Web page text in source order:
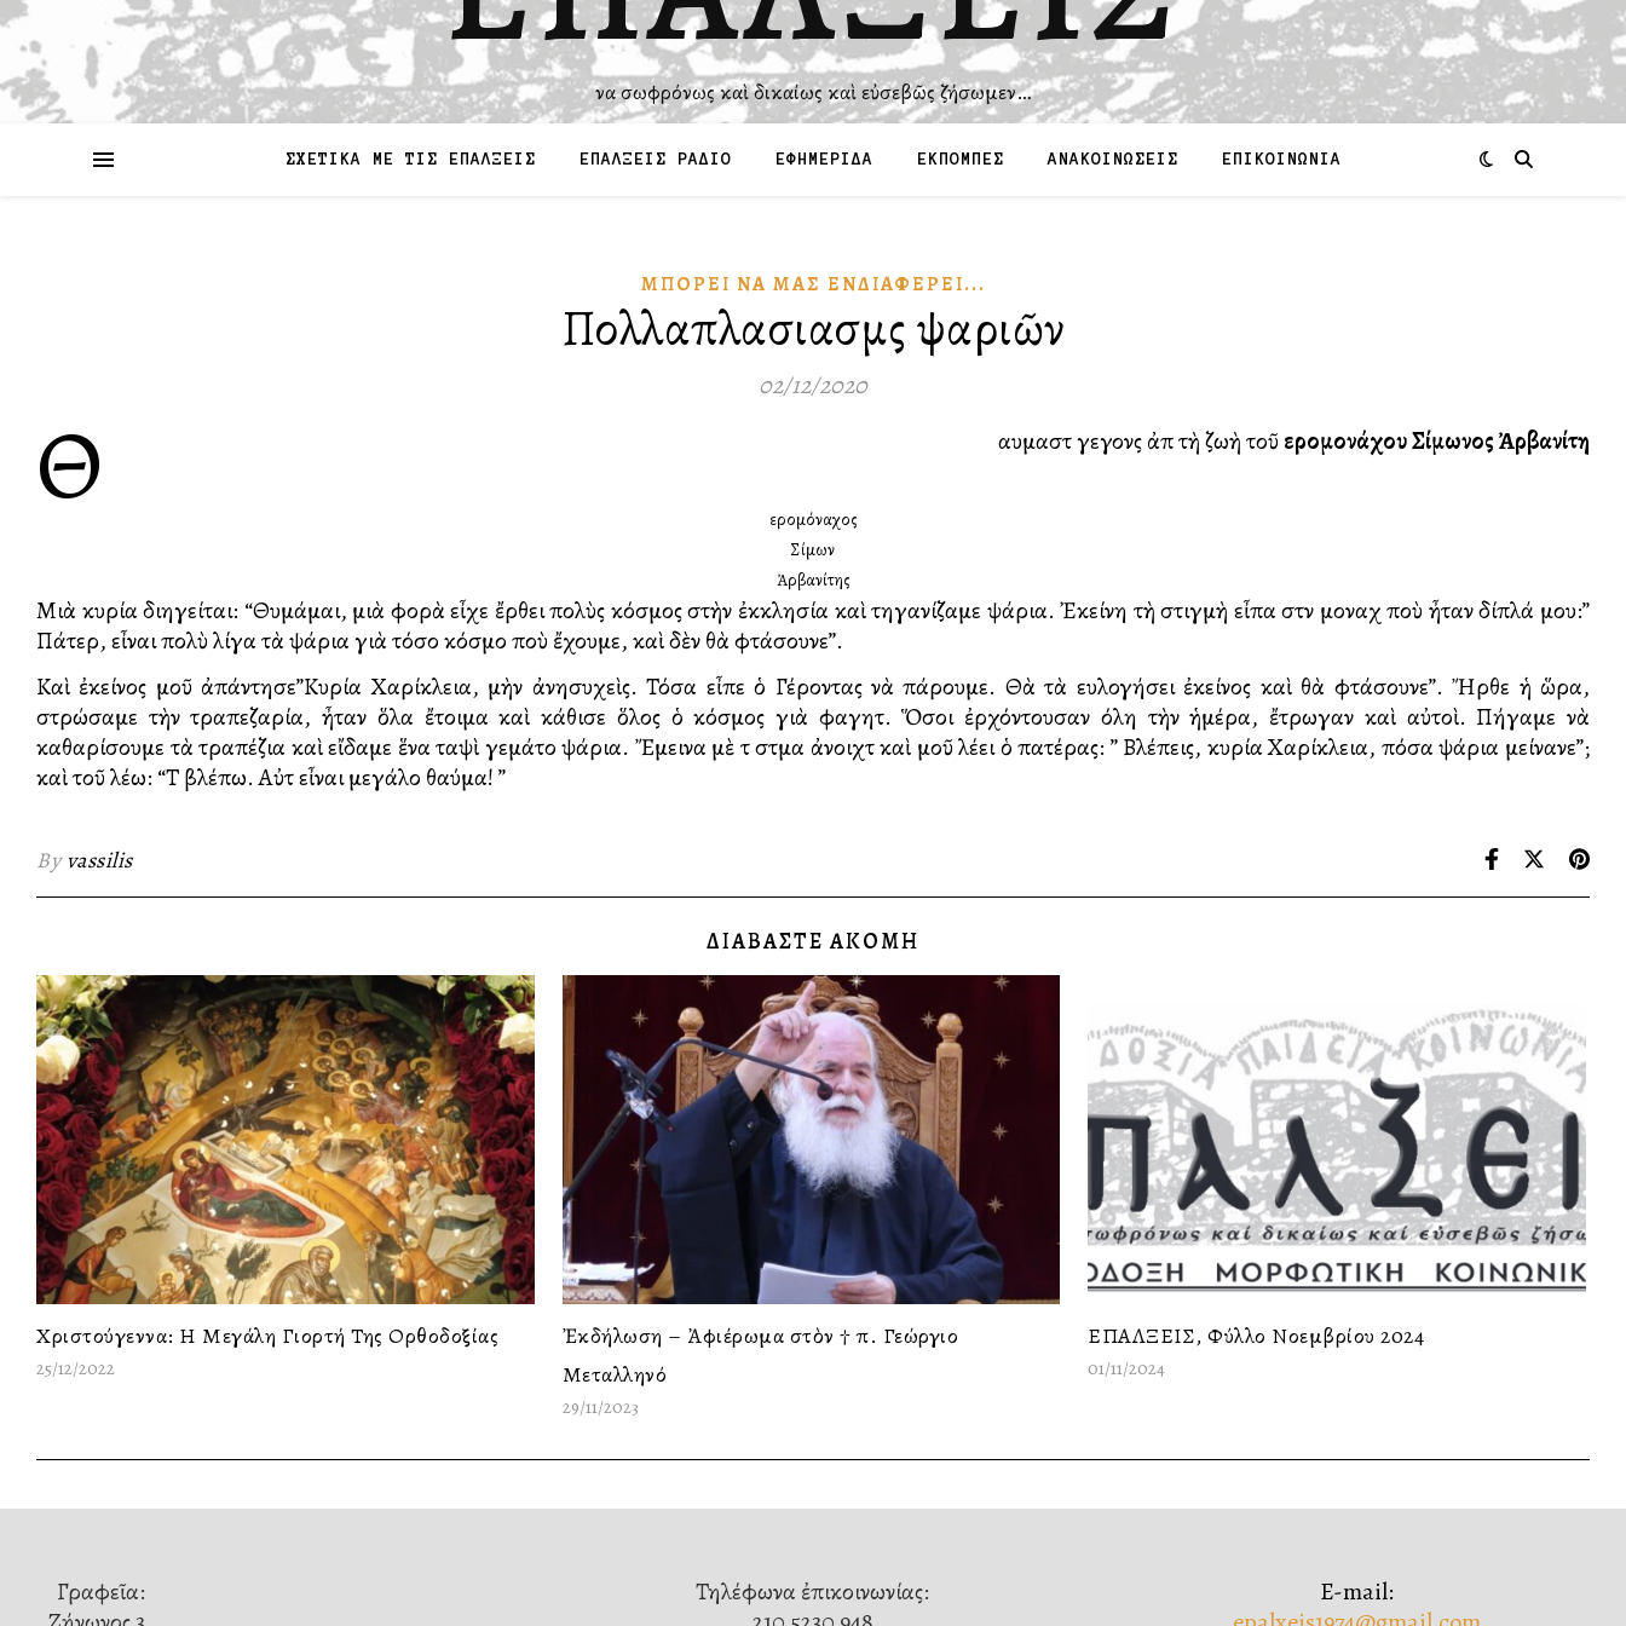
Ἵνα σωφρόνως καὶ δικαίως καὶ εὐσεβῶς ζήσωμεν…
ΣΧΕΤΙΚΑ ΜΕ ΤΙΣ ΕΠΑΛΞΕΙΣ ΕΠΑΛΞΕΙΣ ΡΑΔΙΟ ΕΦΗΜΕΡΙΔΑ ΕΚΠΟΜΠΕΣ ΑΝΑΚΟΙΝΩΣΕΙΣ ΕΠΙΚΟΙΝΩΝΙΑ
ΜΠΟΡΕΙ͂ ΝᾺ ΜΑ͂Σ ἘΝΔΙΑΦΈΡΕΙ...
Πολλαπλασιασμὸς ψαριῶν
02/12/2020
Θ αυμαστὸ γεγονὸς ἀπὸ τὴ ζωὴ τοῦ ἸερομονάχουΣίμωνος Ἀρβανίτη
Ἰερομόναχος
Σίμων
Ἀρβανίτης
Μιὰ κυρία διηγείται: “Θυμάμαι, μιὰ φορὰ εἶχε ἔρθει πολὺς κόσμος στὴν ἐκκλησία καὶ τηγανίζαμε ψάρια. Ἐκείνη τὴ στιγμὴ εἶπα στὸν μοναχὸ ποὺ ἦταν δίπλά μου:”
Πάτερ, εἶναι πολὺ λίγα τὰ ψάρια γιὰ τόσο κόσμο ποὺ ἔχουμε, καὶ δὲν θὰ φτάσουνε”.
Καὶ ἐκείνος μοῦ ἀπάντησε”Κυρία Χαρίκλεια, μὴν ἀνησυχεὶς. Τόσα εἶπε ὁ Γέροντας νὰ πάρουμε. Θὰ τὰ ευλογήσει ἐκείνος καὶ θὰ φτάσουνε”. Ἤρθε ἡ ὥρα,
στρώσαμε τὴν τραπεζαρία, ἦταν ὅλα ἔτοιμα καὶ κάθισε ὅλος ὁ κόσμος γιὰ φαγητὸ. Ὅσοι ἐρχόντουσαν όλη τὴν ἡμέρα, ἔτρωγαν καὶ αὐτοὶ. Πήγαμε νὰ
καθαρίσουμε τὰ τραπέζια καὶ εἴδαμε ἕνα ταψὶ γεμάτο ψάρια. Ἔμεινα μὲ τὸ στὸμα ἀνοιχτὸ καὶ μοῦ λέει ὁ πατέρας: ” Βλέπεις, κυρία Χαρίκλεια, πόσα ψάρια μείνανε”;
καὶ τοῦ λέω: “Τὸ βλέπω. Αὐτὸ εἶναι μεγάλο θαύμα! ”
Byvassilis
ΔΙΑΒΑΣΤΕ ΑΚΟΜΗ
Χριστούγεννα: Η Μεγάλη Γιορτή Της Ορθοδοξίας
25/12/2022
Ἐκδήλωση – Ἀφιέρωμα στὸν † π. Γεώργιο
Μεταλληνό
29/11/2023
ΕΠΑΛΞΕΙΣ, Φύλλο Νοεμβρίου 2024
01/11/2024
Γραφεῖα:
Τηλέφωνα ἐπικοινωνίας:
E-mail: